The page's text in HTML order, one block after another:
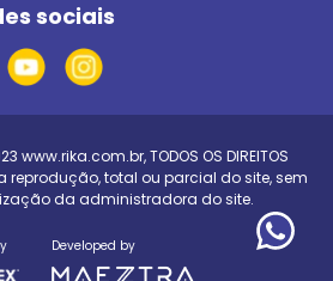
sociais
www.rika.com.br, TODOS OS DIREITOS
a reprodução, total ou parcial do site, sem
da administradora do site.
Developed by